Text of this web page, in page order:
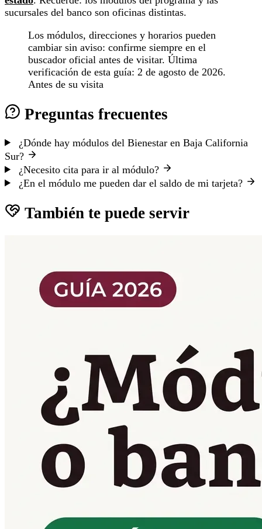
sucursales del banco son oficinas distintas.
Los módulos, direcciones y horarios pueden
cambiar sin aviso: confirme siempre en el
buscador oficial antes de visitar. Última
verificación de esta guía: 2 de agosto de 2026.
Antes de su visita
Preguntas frecuentes
¿Dónde hay módulos del Bienestar en Baja California
Sur?
¿Necesito cita para ir al módulo?
¿En el módulo me pueden dar el saldo de mi tarjeta?
También te puede servir